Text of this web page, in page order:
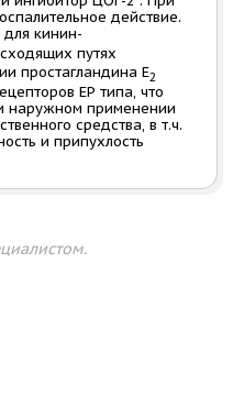
действие.
для кинин-
путях
простагландина Е2
ЕР типа, что
наружном применении
средства, в т.ч.
и припухлость